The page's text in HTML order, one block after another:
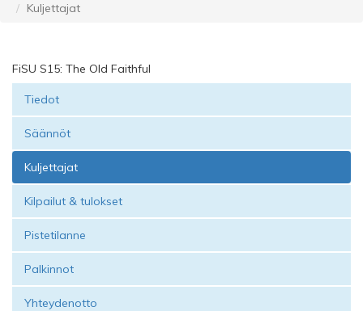
Kuljettajat
FiSU S15: The Old Faithful
Tiedot
Säännöt
Kuljettajat
Kilpailut & tulokset
Pistetilanne
Palkinnot
Yhteydenotto